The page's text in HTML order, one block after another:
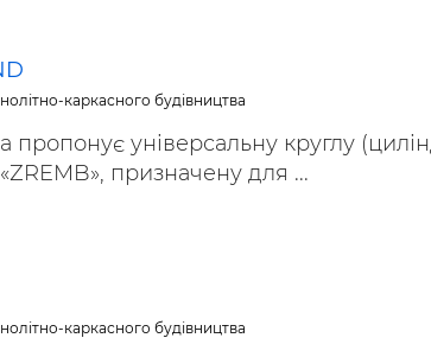
каркасного будівництва
пропонує універсальну круглу
призначену для ...
каркасного будівництва